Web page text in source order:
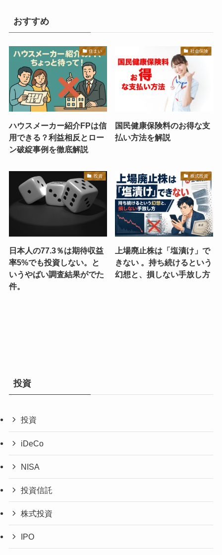
おすすめ
住まい
ハウスメーカー紹介FPは信
用できる？利益相反とロー
ン破綻事例を徹底解説
社会保険
国民健康保険料のお得な支
払い方法を解説
投資
日本人の77.3％は期待収益
率5%でも投資しない。と
いうやばい調査結果がでた
件。
株式投資
上場廃止株は「塩漬け」で
きない 。持ち続けるという
幻想と、損しない手放し方
投資
投資
iDeCo
NISA
投資信託
株式投資
IPO